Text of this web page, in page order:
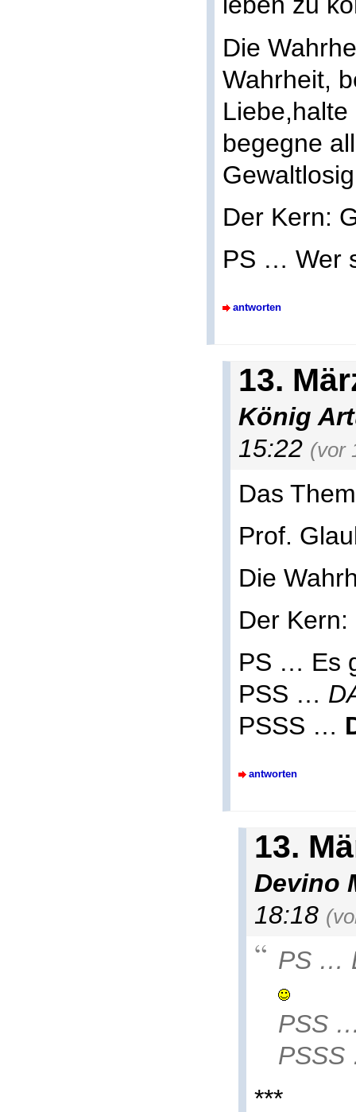
Die
Wahrheit,
begegne
Der Kern:
PS … Wer
antworten
13.
König
15:22 (vor
Das
Prof.
Die
Der Kern:
PS … Es
PSS …
PSSS …
antworten
13.
Devino
18:18
PS …
PSS
***